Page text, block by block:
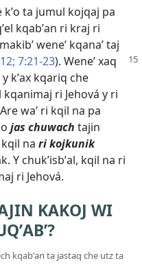
kʼo ta jumul kojqaj pa
kqabʼan ri kraj ri
weneʼ kqanaʼ taj
7:21-23). Weneʼ xaq
kʼax kqariq che
kqanimaj ri Jehová y ri
waʼ ri kqil na pa
jas chuwach tajin
kqil na ri kojkunik
Y chukʼisbʼal, kqil na ri
ri Jehová.
KAKOJ WI
kqabʼan ta jastaq che utz ta